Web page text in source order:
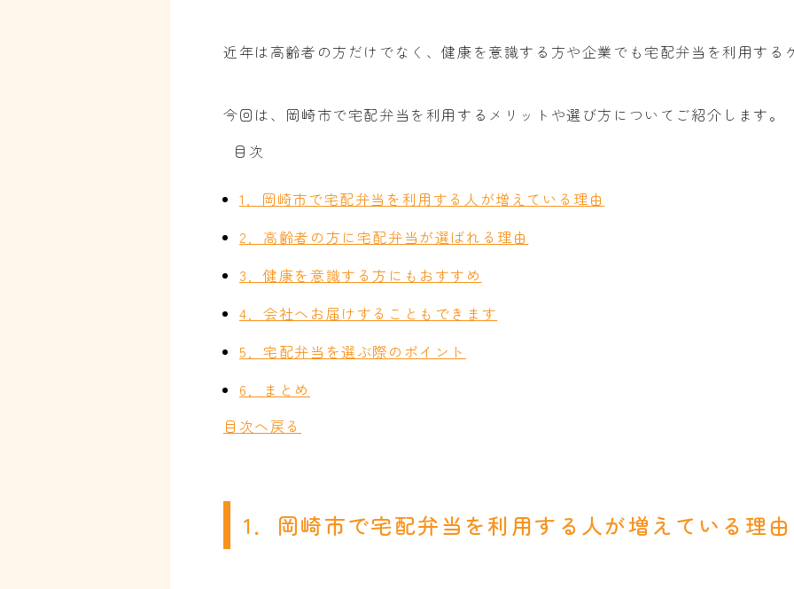
近年は高齢者の方だけでなく、健康を意識する方や企業でも宅配弁当を利用する
今回は、岡崎市で宅配弁当を利用するメリットや選び方についてご紹介します。
目次
1．岡崎市で宅配弁当を利用する人が増えている理由
2．高齢者の方に宅配弁当が選ばれる理由
3．健康を意識する方にもおすすめ
4．会社へお届けすることもできます
5．宅配弁当を選ぶ際のポイント
6．まとめ
目次へ戻る
1．岡崎市で宅配弁当を利用する人が増えている理由